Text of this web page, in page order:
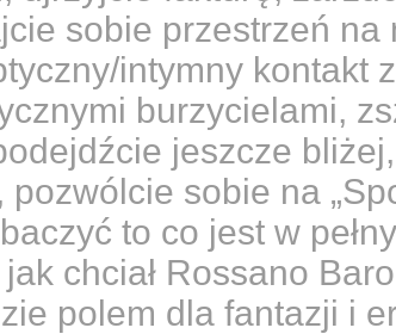
sobie przestrzeń
intymny kontakt
burzycielami,
jeszcze
pozwólcie sobie na
to co jest w
chciał Rossano
polem dla fantazji i